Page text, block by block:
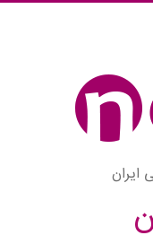
ایران